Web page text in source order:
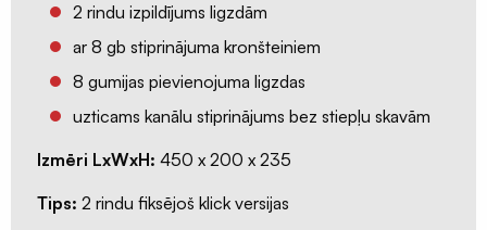
2 rindu izpildījums ligzdām
ar 8 gb stiprinājuma kronšteiniem
8 gumijas pievienojuma ligzdas
uzticams kanālu stiprinājums bez stiepļu skavām
Izmēri LxWxH: 450 x 200 x 235
Tips: 2 rindu fiksējoš klick versijas
rekuperācija
Kondicionieri
materiāli